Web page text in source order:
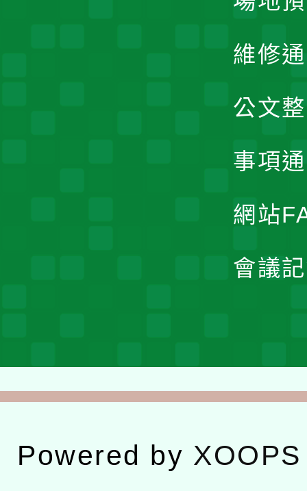
維修
公文
事項
網站
會議
Powered by XOOPS